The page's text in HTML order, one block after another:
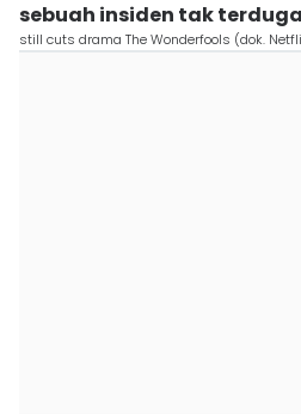
sebuah insiden tak terduga
still cuts drama The Wonderfools (dok.